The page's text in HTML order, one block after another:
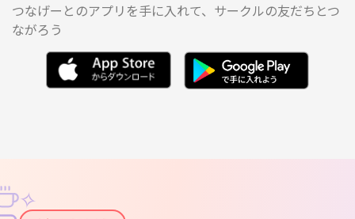
つなげーとのアプリを手に入れて、サークルの友だちとつ
ながろう
✧